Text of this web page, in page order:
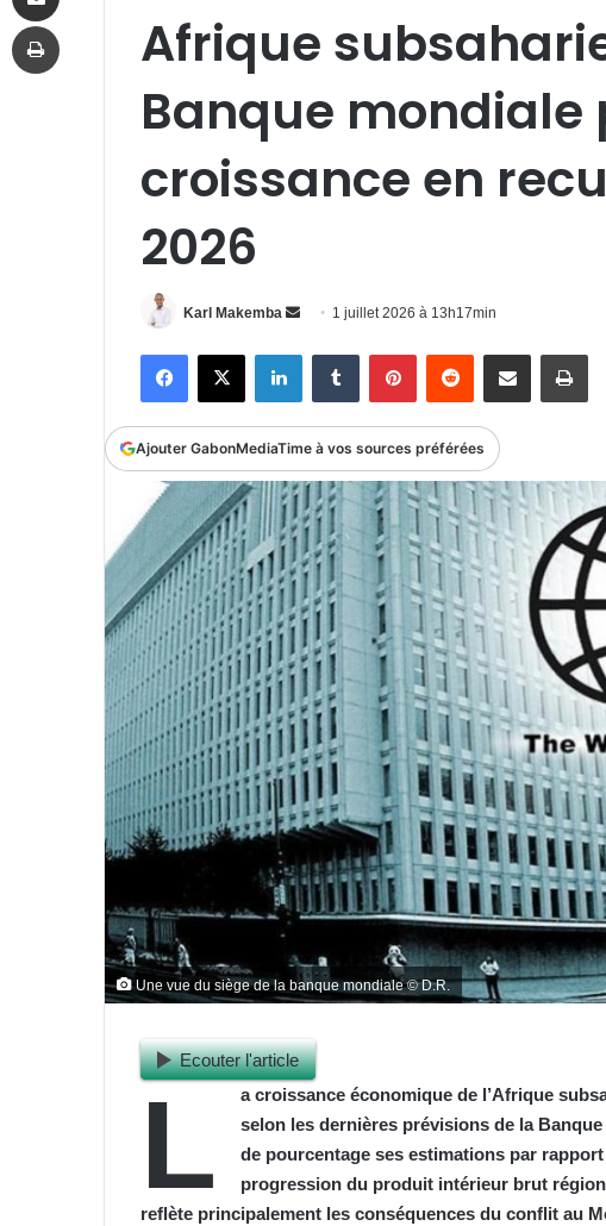
Afrique
Banque mondiale
croissance en
2026
Karl Makemba
Envoyer
courriel
1 juillet 2026 à 13h17min
FacebookX LinkedinTumblr PinterestReddit Partager par email
Ajouter GabonMediaTime à vos sources préférées
Une vue du siège de la banque mondiale © D.R.
Ecouter l'article
L
a croissance économique de l’Afrique
selon les dernières prévisions de la
de pourcentage ses estimations par
progression du produit intérieur brut
reflète principalement les conséquences du conflit au